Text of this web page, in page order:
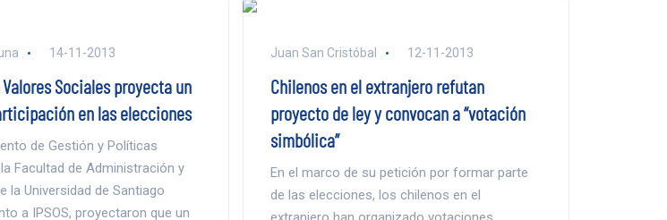
14-11-2013
Sociales proyecta un
en las elecciones
de Gestión y Políticas
Facultad de Administración y
la Universidad de Santiago
a IPSOS, proyectaron que un
Juan San Cristóbal 12-11-2013
Chilenos en el extranjero refutan
proyecto de ley y convocan a “votación
simbólica”
En el marco de su petición por formar parte
de las elecciones, los chilenos en el